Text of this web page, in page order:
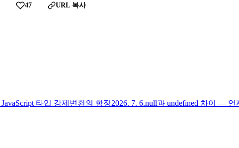
47 URL 복사
타입 강제변환의 함정2026. 7. 6.null과 undefined 차이 — 언